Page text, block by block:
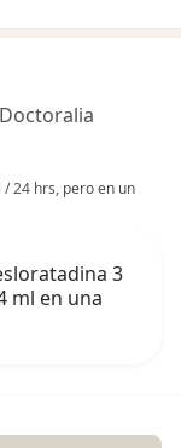
24 hrs, pero en un
3
ml en una